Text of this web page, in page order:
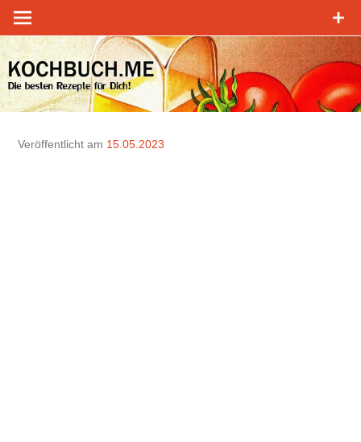
Zum
Inhalt
springen
Veröffentlicht am 15.05.2023